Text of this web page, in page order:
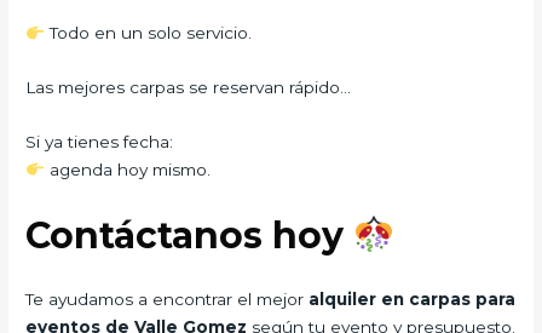
Todo en un solo servicio.
Las mejores carpas se reservan rápido…
Si ya tienes fecha:
agenda hoy mismo.
Contáctanos hoy
Te ayudamos a encontrar el mejor alquiler en carpas para
eventos de Valle Gomez según tu evento y presupuesto.